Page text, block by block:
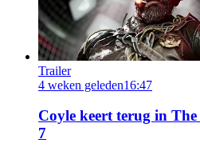
Trailer
4 weken geleden16:47
Coyle keert terug in
7